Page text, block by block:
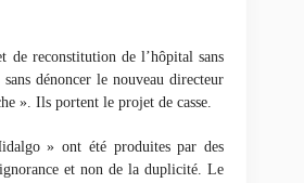
de reconstitution de l’hôpital sans
dénoncer le nouveau directeur
». Ils portent le projet de casse.
» ont été produites par des
et non de la duplicité. Le